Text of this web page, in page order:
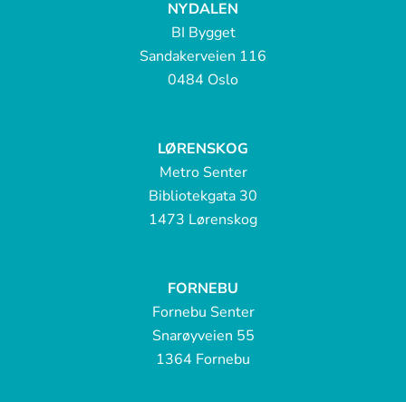
NYDALEN
BI Bygget
Sandakerveien 116
0484 Oslo
LØRENSKOG
Metro Senter
Bibliotekgata 30
1473 Lørenskog
FORNEBU
Fornebu Senter
Snarøyveien 55
1364 Fornebu